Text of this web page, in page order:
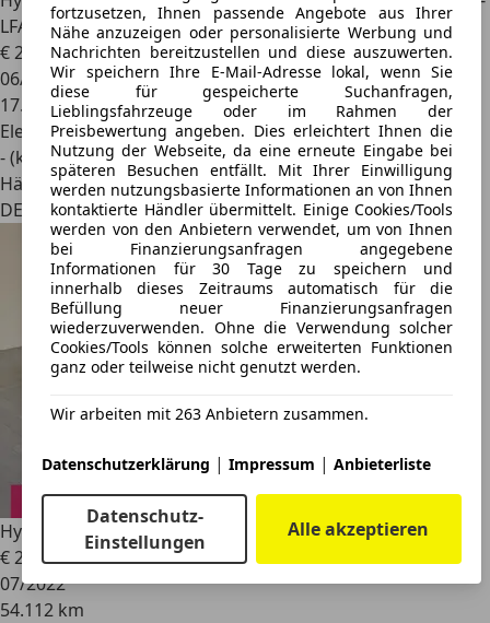
fortzusetzen, Ihnen passende Angebote aus Ihrer
Nähe anzuzeigen oder personalisierte Werbung und
Nachrichten bereitzustellen und diese auszuwerten.
Wir speichern Ihre E-Mail-Adresse lokal, wenn Sie
diese für gespeicherte Suchanfragen,
Lieblingsfahrzeuge oder im Rahmen der
Preisbewertung angeben. Dies erleichtert Ihnen die
Nutzung der Webseite, da eine erneute Eingabe bei
späteren Besuchen entfällt. Mit Ihrer Einwilligung
werden nutzungsbasierte Informationen an von Ihnen
kontaktierte Händler übermittelt. Einige Cookies/Tools
werden von den Anbietern verwendet, um von Ihnen
bei Finanzierungsanfragen angegebene
Informationen für 30 Tage zu speichern und
innerhalb dieses Zeitraums automatisch für die
Befüllung neuer Finanzierungsanfragen
wiederzuverwenden. Ohne die Verwendung solcher
Cookies/Tools können solche erweiterten Funktionen
ganz oder teilweise nicht genutzt werden.
Wir arbeiten mit 263 Anbietern zusammen.
Datenschutzerklärung | Impressum | Anbieterliste
Datenschutz-
Einstellungen
Alle akzeptieren
LFA-Klim...
€ 28.9501
06/2024
17.082 km
Elektro
- (kWh/100 km)
Händler
DE 24238
Hyundai IONIQ 54WD|Navi|Bose|LED|
€ 29.7701
07/2022
54.112 km